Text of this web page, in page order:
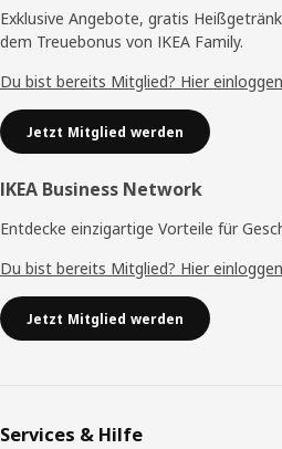
Exklusive Angebote, gratis
dem Treuebonus von IKEA Family.
Du bist bereits Mitglied? Hier
Jetzt Mitglied werden
IKEA Business Network
Entdecke einzigartige Vorteile für
Du bist bereits Mitglied? Hier
Jetzt Mitglied werden
Services & Hilfe